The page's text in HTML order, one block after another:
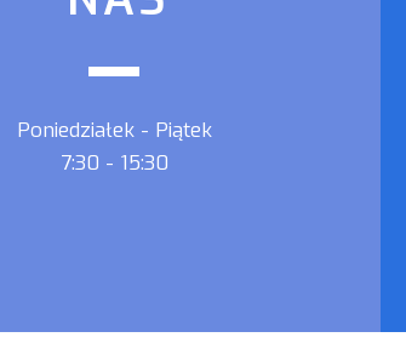
Poniedziałek - Piątek
7:30 - 15:30